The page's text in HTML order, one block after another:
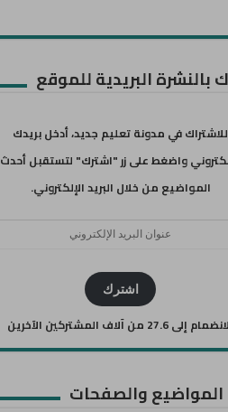
بالنشرة البريدية للموقع
للاشتراك في مدونة تعليم جديد، أدخل بريدك
واضغط على زر "اشترك" لتستقبل أحدث
المواضيع من خلال البريد الإلكتروني.
اشترك
إلى 27.6 من آلاف المشتركين الآخرين
المواضيع والصفحات